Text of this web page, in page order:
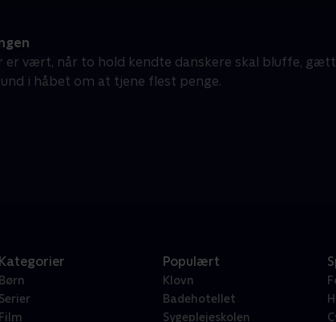
er vært, når to hold kendte danskere skal bluffe,
i håbet om at tjene flest penge.
Kategorier
Børn
Serier
Film
Populært
Klovn
Badehotellet
Sygeplejeskolen